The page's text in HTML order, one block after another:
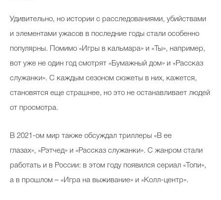
Удивительно, но истории с расследованиями, убийствами
и элементами ужасов в последние годы стали особенно
популярны. Помимо «Игры в кальмара» и «Ты», например,
вот уже не один год смотрят «Бумажный дом» и «Рассказ
служанки». С каждым сезоном сюжеты в них, кажется,
становятся еще страшнее, но это не останавливает людей
от просмотра.
В 2021-ом мир также обсуждал триллеры «В ее
глазах», «Рэтчед» и «Рассказ служанки». С жанром стали
работать и в России: в этом году появился сериал «Топи»,
а в прошлом – «Игра на выживание» и «Колл-центр».